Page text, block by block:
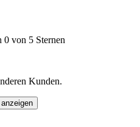
von 5 Sternen
Kunden.